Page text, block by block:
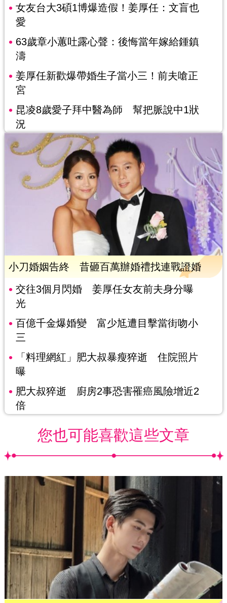
女友台大3碩1博爆造假！姜厚任：文盲也
愛
63歲章小蕙吐露心聲：後悔當年嫁給鍾鎮
濤
姜厚任新歡爆帶婚生子當小三！前夫嗆正
宮
昆凌8歲愛子拜中醫為師 幫把脈說中1狀
況
小刀婚姻告終 昔砸百萬辦婚禮找連戰證婚
交往3個月閃婚 姜厚任女友前夫身分曝
光
百億千金爆婚變 富少尪遭目擊當街吻小
三
「料理網紅」肥大叔暴瘦猝逝 住院照片
曝
肥大叔猝逝 廚房2事恐害罹癌風險增近2
倍
您也可能喜歡這些文章